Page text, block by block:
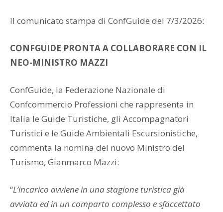
Il comunicato stampa di ConfGuide del 7/3/2026:
CONFGUIDE PRONTA A COLLABORARE CON IL
NEO-MINISTRO MAZZI
ConfGuide, la Federazione Nazionale di
Confcommercio Professioni che rappresenta in
Italia le Guide Turistiche, gli Accompagnatori
Turistici e le Guide Ambientali Escursionistiche,
commenta la nomina del nuovo Ministro del
Turismo, Gianmarco Mazzi:
“L’incarico avviene in una stagione turistica già
avviata ed in un comparto complesso e sfaccettato